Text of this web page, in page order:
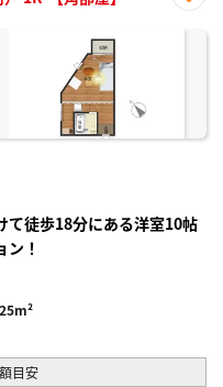
に入
て徒歩18分にある洋室10帖
！
25m²
目安